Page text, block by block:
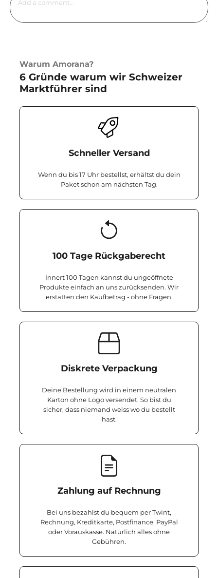
Warum Amorana?
6 Gründe warum wir Schweizer
Marktführer sind
Schneller Versand
Wenn du bis 17 Uhr bestellst, erhältst du dein
Paket schon am nächsten Tag.
100 Tage Rückgaberecht
Innert 100 Tagen kannst du ungeöffnete
Produkte einfach an uns zurücksenden. Wir
erstatten den Kaufbetrag - ohne Fragen.
Diskrete Verpackung
Deine Bestellung wird in einem neutralen
Karton ohne Logo versendet. So bist du
sicher, dass niemand weiss wo du bestellt
hast.
Zahlung auf Rechnung
Bei uns bezahlst du bequem per Twint,
Rechnung, Kreditkarte, Postfinance, PayPal
oder Vorauskasse. Natürlich alles ohne
Gebühren.